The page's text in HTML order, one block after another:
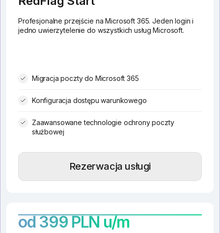
Profesjonalne przejście na Microsoft 365. Jeden login i
jedno uwierzytelenie do wszystkich usług Microsoft.
Migracja poczty do Microsoft 365
Konfiguracja dostępu warunkowego
Zaawansowane technologie ochrony poczty
służbowej
Rezerwacja usługi
od 399 PLN u/m